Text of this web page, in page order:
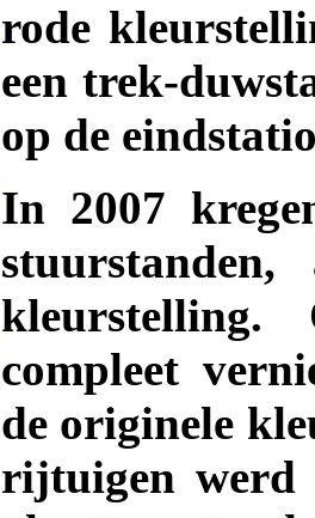
rode
een trek-
op de
In 2007
stuurstanden,
compleet
de originele
rijtuigen werd